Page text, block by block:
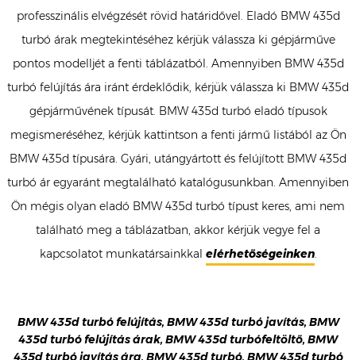
professzinális elvégzését rövid határidővel. Eladó BMW 435d
turbó árak megtekintéséhez kérjük válassza ki gépjárműve
pontos modelljét a fenti táblázatból. Amennyiben BMW 435d
turbó felújítás ára iránt érdeklődik, kérjük válassza ki BMW 435d
gépjárművének típusát. BMW 435d turbó eladó típusok
megismeréséhez, kérjük kattintson a fenti jármű listából az Ön
BMW 435d típusára. Gyári, utángyártott és felújított BMW 435d
turbó ár egyaránt megtalálható katalógusunkban. Amennyiben
Ön mégis olyan eladó BMW 435d turbó típust keres, ami nem
található meg a táblázatban, akkor kérjük vegye fel a
kapcsolatot munkatársainkkal elérhetőségeinken.
BMW 435d turbó felújítás, BMW 435d turbó javítás, BMW
435d turbó felújítás árak, BMW 435d turbófeltöltő, BMW
435d turbó javítás ára, BMW 435d turbó, BMW 435d turbó